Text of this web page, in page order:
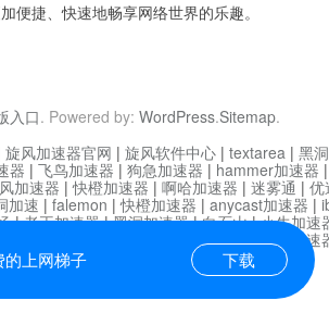
便捷、快速地畅享网络世界的乐趣。
入口. Powered by: WordPress.Sitemap.
的上网梯子 下载
旋风加速器官网 | 旋风软件中心 | textarea | 黑
器 | 飞鸟加速器 | 狗急加速器 | hammer加速器
加速器 |快橙加速器 | 啊哈加速器 | 迷雾通 | 优
加速 | falemon |快橙加速器 | anycast加速器 |
|老王加速器|黑洞加速器|白石山|小牛加速
海鸥加速器|芒果加速
画 |PicACG